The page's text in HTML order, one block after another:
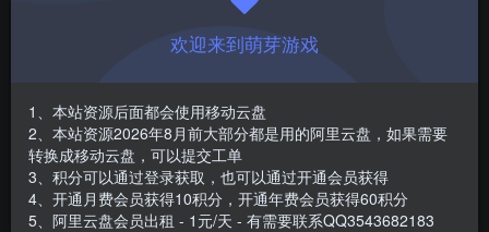
￥1
免费
登录购买
安装包大小
游戏本体大小
23.4 GB
欢迎来到萌芽游戏
1、本站资源后面都会使用移动云盘
2、本站资源2026年8月前大部分都是用的阿里云盘，如果需要
转换成移动云盘，可以提交工单
3、积分可以通过登录获取，也可以通过开通会员获得
4、开通月费会员获得10积分，开通年费会员获得60积分
5、阿里云盘会员出租 - 1元/天 - 有需要联系QQ3543682183